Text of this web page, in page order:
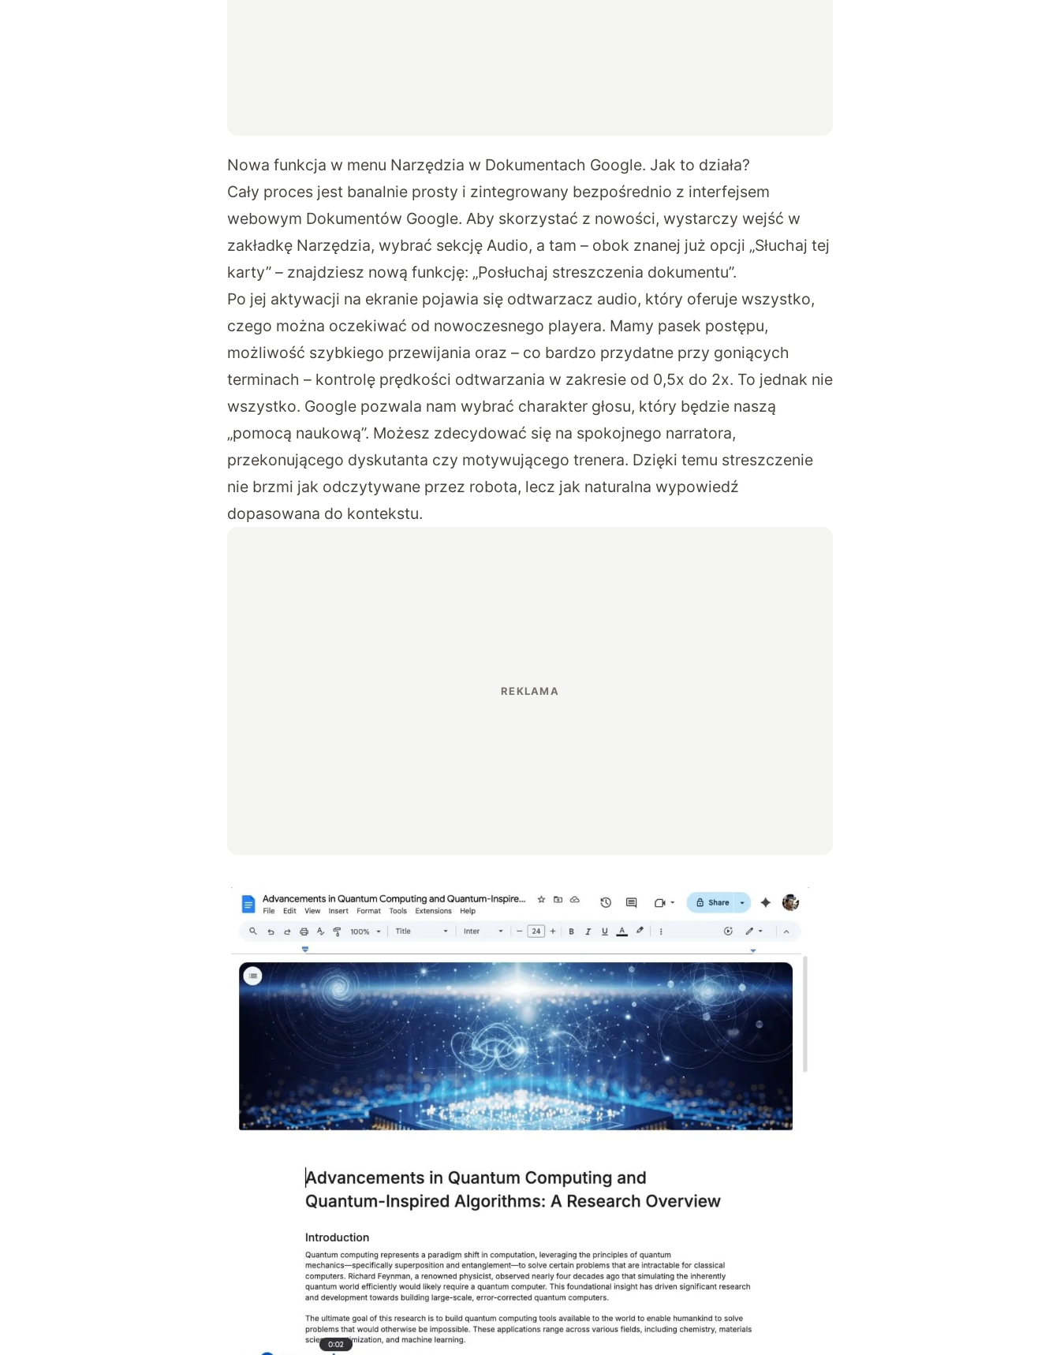
Nowa funkcja w menu Narzędzia w Dokumentach Google. Jak to działa?
Cały proces jest banalnie prosty i zintegrowany bezpośrednio z interfejsem
webowym Dokumentów Google. Aby skorzystać z nowości, wystarczy wejść w
zakładkę Narzędzia, wybrać sekcję Audio, a tam – obok znanej już opcji „Słuchaj tej
karty” – znajdziesz nową funkcję: „Posłuchaj streszczenia dokumentu”.
Po jej aktywacji na ekranie pojawia się odtwarzacz audio, który oferuje wszystko,
czego można oczekiwać od nowoczesnego playera. Mamy pasek postępu,
możliwość szybkiego przewijania oraz – co bardzo przydatne przy goniących
terminach – kontrolę prędkości odtwarzania w zakresie od 0,5x do 2x. To jednak nie
wszystko. Google pozwala nam wybrać charakter głosu, który będzie naszą
„pomocą naukową”. Możesz zdecydować się na spokojnego narratora,
przekonującego dyskutanta czy motywującego trenera. Dzięki temu streszczenie
nie brzmi jak odczytywane przez robota, lecz jak naturalna wypowiedź
dopasowana do kontekstu.